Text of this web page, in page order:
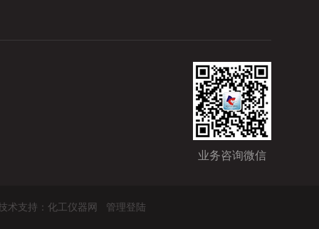
业务咨询微信
支持： 化工仪器网 管理登陆